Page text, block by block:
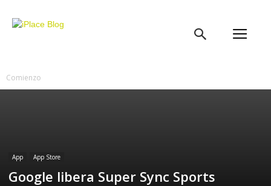
Comienzo
App App Store
Google libera Super Sync Sports